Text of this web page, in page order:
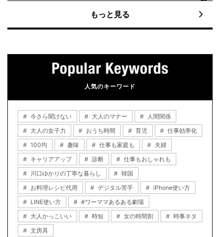
もっと見る
人気のキーワード
今さら聞けない 大人のマナー
人間関係
大人の女子力
おうち時間 育児
仕事効率化
100均
趣味 仕事も家庭も
夫婦
キャリアアップ
診断
仕事もおしゃれも
川口ゆかりの丁寧な暮らし
韓国
お料理レシピ代用
デジタル苦手
iPhone使い方
LINE使い方
#ワーママあるある劇場
大人かっこいい
時短 女の時間割
時事ネタ
文房具